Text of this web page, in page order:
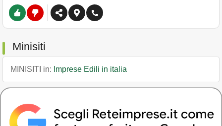
Minisiti
MINISITI in: Imprese Edili in italia